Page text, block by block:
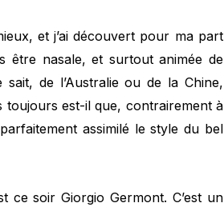
et j’ai découvert pour ma part
être nasale, et surtout animée de
de l’Australie ou de la Chine,
toujours est-il que, contrairement à
assimilé le style du bel
ce soir Giorgio Germont. C’est un